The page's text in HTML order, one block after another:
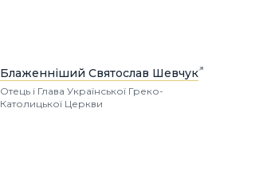
Блаженніший Святослав Шевчук
Отець і Глава Української Греко-
Католицької Церкви